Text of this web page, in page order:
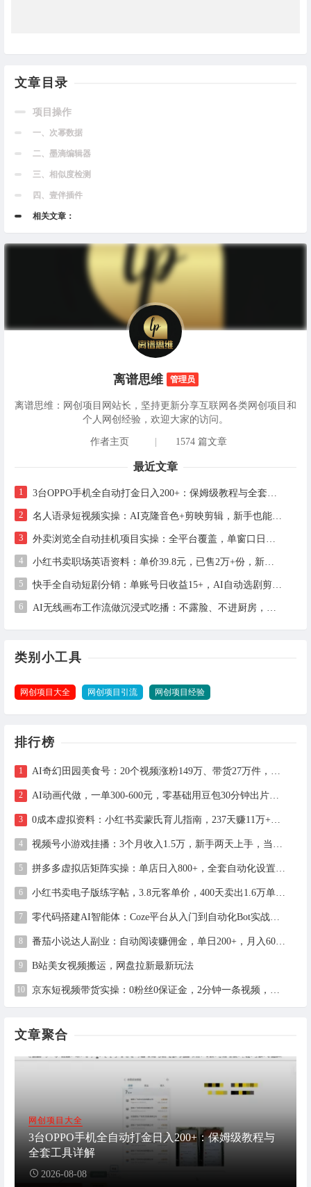
文章目录
项目操作
一、次幂数据
二、墨滴编辑器
三、相似度检测
四、壹伴插件
相关文章：
离谱思维 管理员
离谱思维：网创项目网站长，坚持更新分享互联网各类网创项目和
个人网创经验，欢迎大家的访问。
作者主页 1574 篇文章
最近文章
1 3台OPPO手机全自动打金日入200+：保姆级教程与全套工具详解
2 名人语录短视频实操：AI克隆音色+剪映剪辑，新手也能快速起号
3 外卖浏览全自动挂机项目实操：全平台覆盖，单窗口日收益30+，支持批量矩阵多开
4 小红书卖职场英语资料：单价39.8元，已售2万+份，新手虚拟资料项目全拆解
5 快手全自动短剧分销：单账号日收益15+，AI自动选剧剪辑发布，零粉也能做
6 AI无线画布工作流做沉浸式吃播：不露脸、不进厨房，上传2张图+1句话即可3步出片
类别小工具
网创项目大全 网创项目引流 网创项目经验
排行榜
B站美女视频搬运，网盘拉新最新玩法
文章聚合
网创项目大全
3台OPPO手机全自动打金日入200+：保姆级教程与
全套工具详解
2026-08-08